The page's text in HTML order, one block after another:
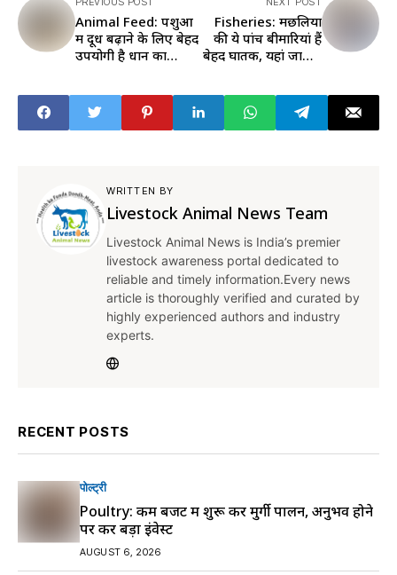
Animal Feed: पशुओं
में दूध बढ़ाने के लिए बेहद
उपयोगी है धान का
Fisheries: मछलियों
की ये पांच बीमारियां हैं
बेहद घातक, यहां जानिए
WRITTEN BY
Livestock Animal News Team
Livestock Animal News is India’s premier
livestock awareness portal dedicated to
reliable and timely information.Every news
article is thoroughly verified and curated by
highly experienced authors and industry
experts.
RECENT POSTS
पोल्ट्री
Poultry: कम बजट में शुरू करें मुर्गी पालन, अनुभव होने
पर करें बड़ा इंवेस्ट
AUGUST 6, 2026